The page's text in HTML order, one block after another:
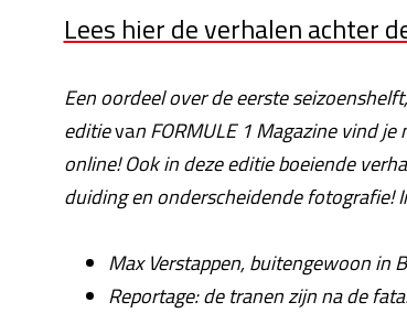
Lees hier de verhalen achter
Een oordeel over de eerste
editievan FORMULE 1 Magazine vind
online! Ook in deze editie boeiende
duiding en onderscheidende fotografie!
Max Verstappen, buitengewoon in
Reportage: de tranen zijn na de